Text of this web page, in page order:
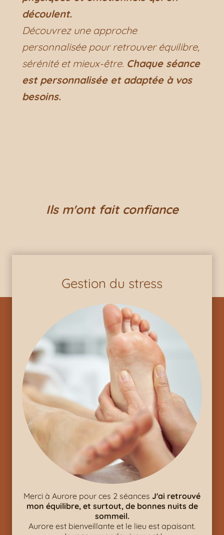
découlent.
Découvrez une approche
personnalisée pour retrouver équilibre,
sérénité et mieux-être. Chaque séance
est personnalisée et adaptée à vos
besoins.
Ils m'ont fait confiance
Gestion du stress
Merci à Aurore pour ces 2 séances J'ai retrouvé
mon équilibre, et surtout, de bonnes nuits de
sommeil.
Aurore est bienveillante et le lieu est apaisant.